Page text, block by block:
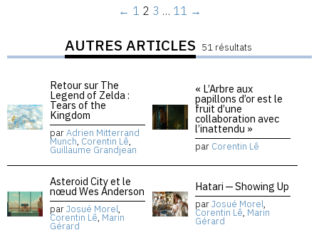
← 1 2 3 … 11 →
AUTRES ARTICLES 51 résultats
Retour sur The
Legend of Zelda :
Tears of the
Kingdom
parAdrien Mitterrand
Munch, Corentin Lê,
Guillaume Grandjean
« L’Arbre aux
papillons d’or est le
fruit d’une
collaboration avec
l’inattendu »
par Corentin Lê
Asteroid City et le
nœud Wes Anderson
parJosué Morel,
Corentin Lê, Marin
Gérard
Hatari — Showing Up
parJosué Morel,
Corentin Lê, Marin
Gérard